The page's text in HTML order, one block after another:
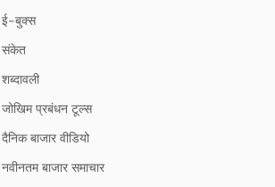
ई-बुक्स
संकेत
शब्दावली
जोखिम प्रबंधन टूल्स
दैनिक बाजार वीडियो
नवीनतम बाजार समाचार